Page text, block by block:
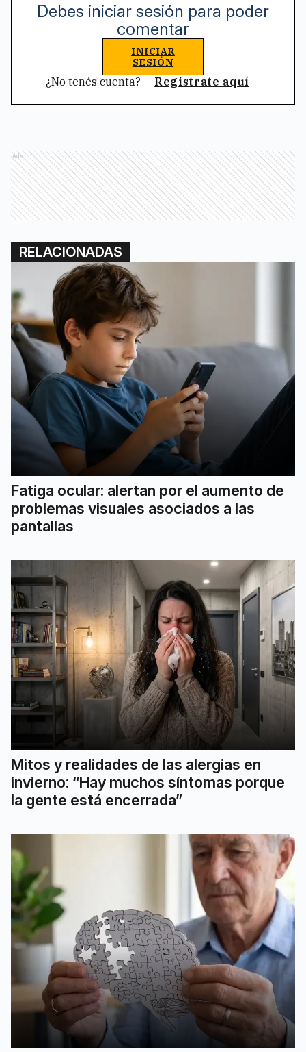
Debes iniciar sesión para poder
comentar
INICIAR
SESIÓN
¿No tenés cuenta? Registrate aquí
Ads
RELACIONADAS
Fatiga ocular: alertan por el aumento de
problemas visuales asociados a las
pantallas
Mitos y realidades de las alergias en
invierno: “Hay muchos síntomas porque
la gente está encerrada”